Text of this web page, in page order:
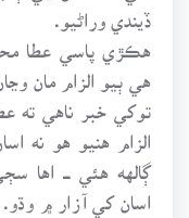
ڏيندي وراڻيو.
هڪڙي پاسي عطا
هي ٻيو الزام مان
توکي خبر ناهي ته
الزام هنيو هو نه
ڳالهه هئي ـــ اها
اسان کي آزار ۾ وڌو.